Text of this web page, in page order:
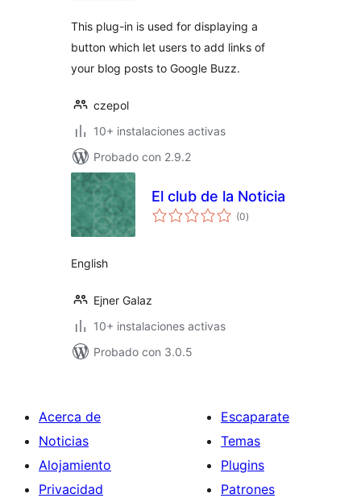
This plug-in is used for displaying a
button which let users to add links of
your blog posts to Google Buzz.
czepol
10+ instalaciones activas
Probado con 2.9.2
El club de la Noticia
(0total
de
)
English
Ejner Galaz
10+ instalaciones activas
Probado con 3.0.5
Acerca de
Noticias
Alojamiento
Privacidad
Escaparate
Temas
Plugins
Patrones